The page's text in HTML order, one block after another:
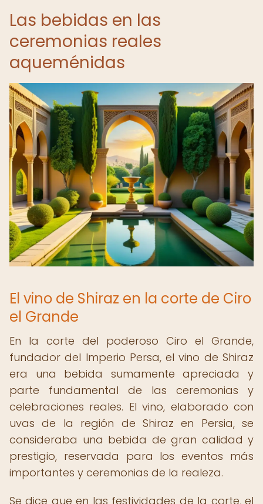
Las bebidas en las
ceremonias reales
aqueménidas
El vino de Shiraz en la corte de Ciro
el Grande
En la corte del poderoso Ciro el Grande,
fundador del Imperio Persa, el vino de Shiraz
era una bebida sumamente apreciada y
parte fundamental de las ceremonias y
celebraciones reales. El vino, elaborado con
uvas de la región de Shiraz en Persia, se
consideraba una bebida de gran calidad y
prestigio, reservada para los eventos más
importantes y ceremonias de la realeza.
Se dice que en las festividades de la corte, el